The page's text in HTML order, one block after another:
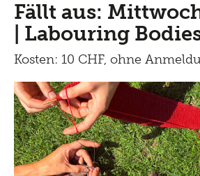
Fällt aus:
| Labouring
Kosten: 10 CHF, ohne